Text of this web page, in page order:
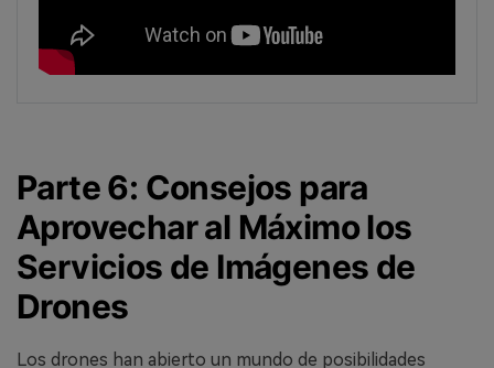
Parte 6: Consejos para
Aprovechar al Máximo los
Servicios de Imágenes de
Drones
Los drones han abierto un mundo de posibilidades